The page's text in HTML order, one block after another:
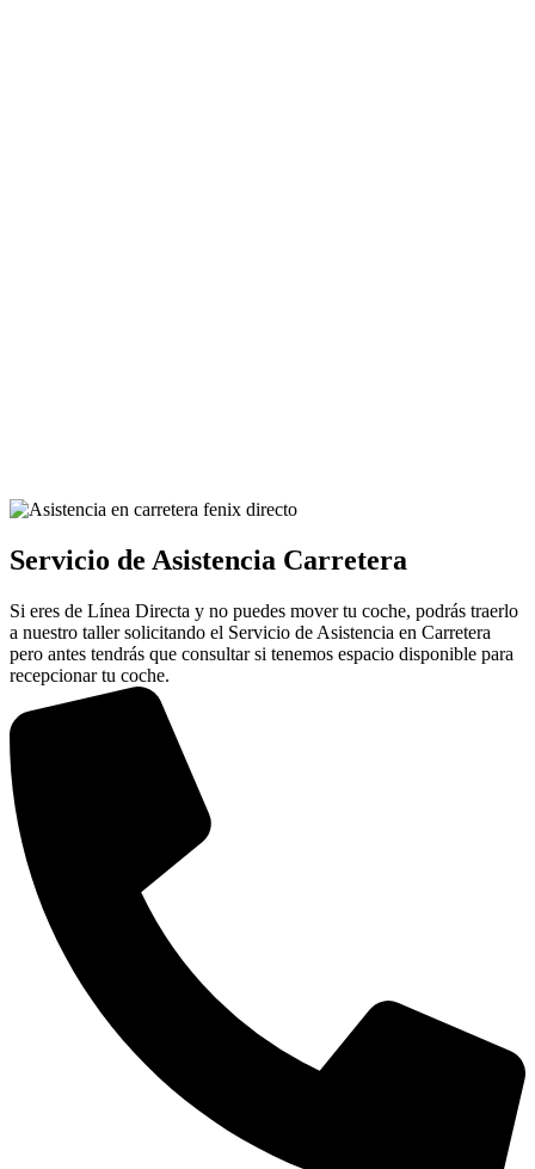
Servicio de Asistencia Carretera
Si eres de Línea Directa y no puedes mover tu coche, podrás traerlo
a nuestro taller solicitando el Servicio de Asistencia en Carretera
pero antes tendrás que consultar si tenemos espacio disponible para
recepcionar tu coche.